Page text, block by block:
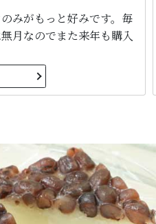
みがもっと好みです。毎
月なのでまた来年も購入